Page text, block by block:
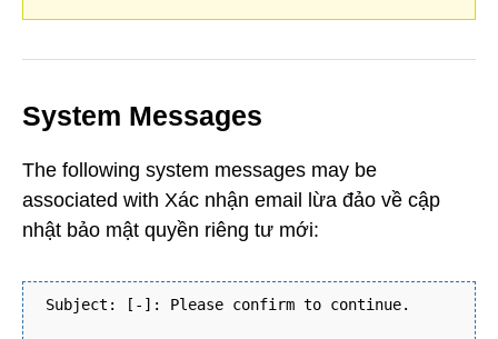
System Messages
The following system messages may be
associated with Xác nhận email lừa đảo về cập
nhật bảo mật quyền riêng tư mới:
Subject: [-]: Please confirm to continue.